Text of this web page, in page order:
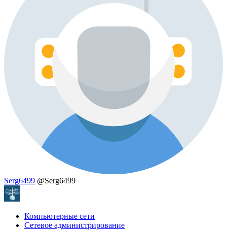
Serg6499 @Serg6499
Компьютерные сети
Сетевое администрирование